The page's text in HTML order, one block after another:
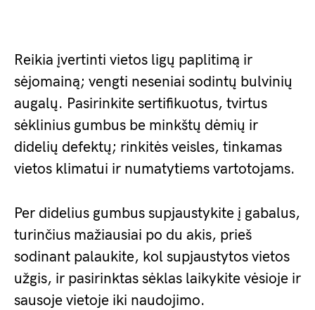
Reikia įvertinti vietos ligų paplitimą ir
sėjomainą; vengti neseniai sodintų bulvinių
augalų. Pasirinkite sertifikuotus, tvirtus
sėklinius gumbus be minkštų dėmių ir
didelių defektų; rinkitės veisles, tinkamas
vietos klimatui ir numatytiems vartotojams.
Per didelius gumbus supjaustykite į gabalus,
turinčius mažiausiai po du akis, prieš
sodinant palaukite, kol supjaustytos vietos
užgis, ir pasirinktas sėklas laikykite vėsioje ir
sausoje vietoje iki naudojimo.